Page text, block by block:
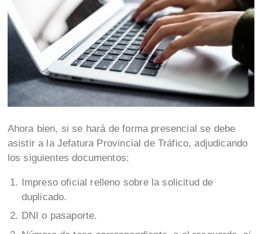
Ahora bien, si se hará de forma presencial se debe
asistir a la Jefatura Provincial de Tráfico, adjudicando
los siguientes documentos:
Impreso oficial relleno sobre la solicitud de
duplicado.
DNI o pasaporte.